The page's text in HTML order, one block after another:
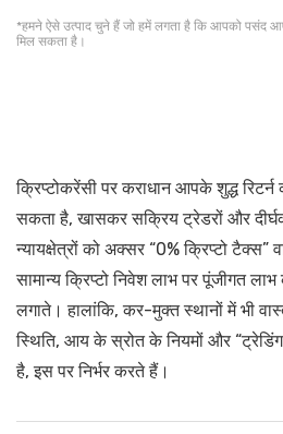
*हमने ऐसे उत्पाद चुने हैं जो हमें लगता है कि आपको
मिल सकता है।
क्रिप्टोकरेंसी पर कराधान आपके शुद्ध
सकता है, खासकर सक्रिय ट्रेडरों और
न्यायक्षेत्रों को अक्सर “0% क्रिप्टो टैक्स”
सामान्य क्रिप्टो निवेश लाभ पर पूंजीगत
लगाते। हालांकि, कर-मुक्त स्थानों में भी
स्थिति, आय के स्रोत के नियमों और
है, इस पर निर्भर करते हैं।